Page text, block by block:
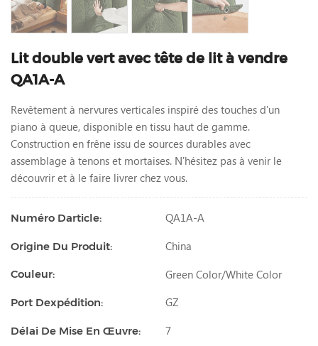
Lit double vert avec tête de lit à vendre
QA1A-A
Revêtement à nervures verticales inspiré des touches d'un
piano à queue, disponible en tissu haut de gamme.
Construction en frêne issu de sources durables avec
assemblage à tenons et mortaises. N'hésitez pas à venir le
découvrir et à le faire livrer chez vous.
Numéro Darticle: QA1A-A
Origine Du Produit: China
Couleur: Green Color/white Color
Port Dexpédition: GZ
Délai De Mise En Œuvre: 7